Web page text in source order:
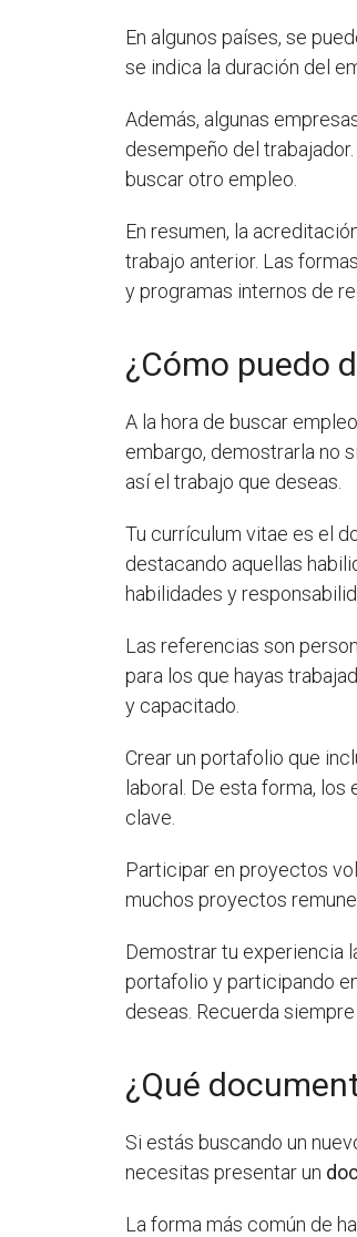
En algunos países, se
se indica la duración del
Además, algunas
desempeño del
buscar otro empleo.
En resumen, la
trabajo anterior. Las
y programas internos de
¿Cómo puedo
A la hora de buscar
embargo, demostrarla no
así el trabajo que deseas.
Tu currículum vitae es el
destacando aquellas
habilidades y
Las referencias son
para los que hayas
y capacitado.
Crear un portafolio que
laboral. De esta forma,
clave.
Participar en proyectos
muchos proyectos
Demostrar tu experiencia
portafolio y participando
deseas. Recuerda
¿Qué
Si estás buscando un
necesitas presentar un
La forma más común de